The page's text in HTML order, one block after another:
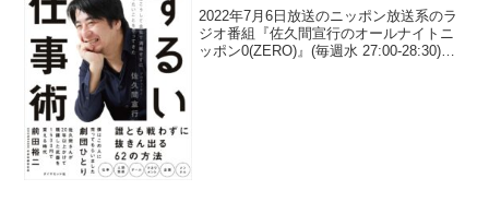
の生活も無茶苦茶だなぁ」
2022年7月6日放送のニッポン放送系のラ
ジオ番組『佐久間宣行のオールナイトニ
ッポン0(ZERO)』(毎週水 27:00-28:30)に